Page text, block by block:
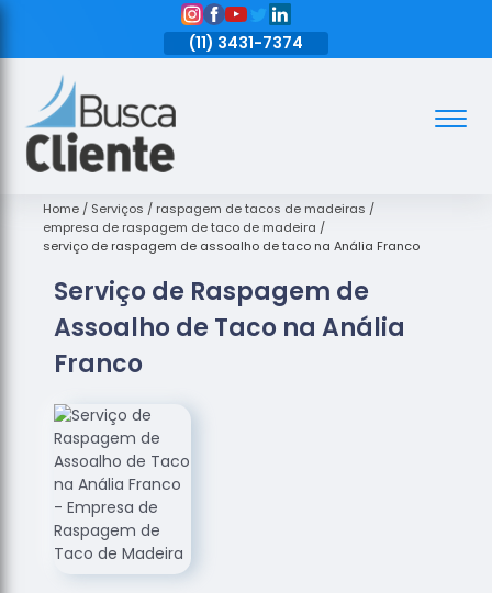
(11) 3431-7374
Assoalhos
de Madeira
Decks de
Empresas
de
de Madeira
Loja de
Assoalhos
Raspagem
de
Assoalhos
Raspagem
Home Serviços
raspagem de tacos de madeiras
empresa de raspagem de taco de madeira
serviço de raspagem de assoalho de taco na Anália Franco
Serviço de Raspagem de
Assoalho de Taco na Anália
Franco